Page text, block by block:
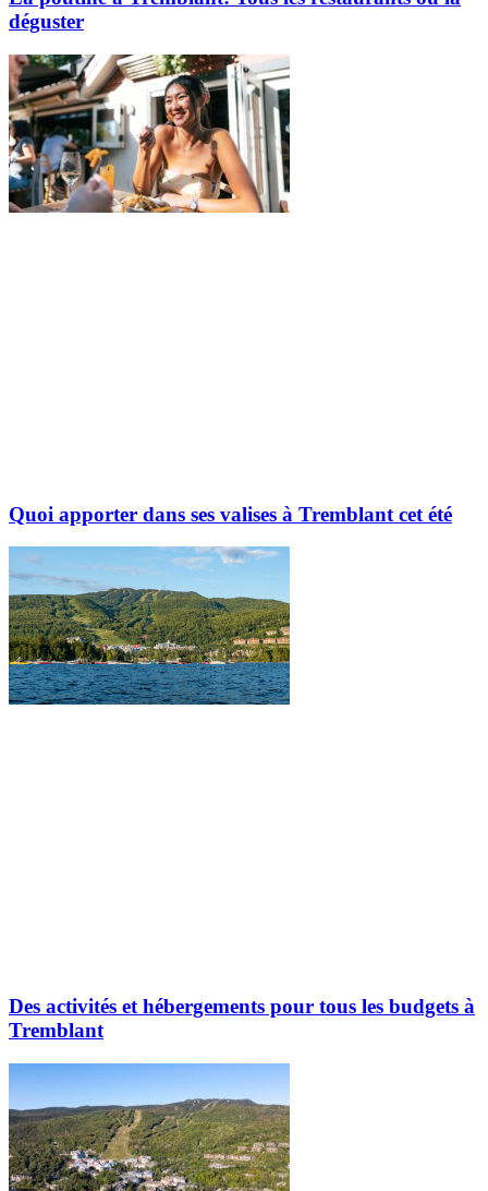
déguster
Quoi apporter dans ses valises à Tremblant cet été
Des activités et hébergements pour tous les budgets à
Tremblant